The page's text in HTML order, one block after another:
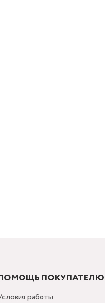
ПОКУПАТЕЛЮ
работы